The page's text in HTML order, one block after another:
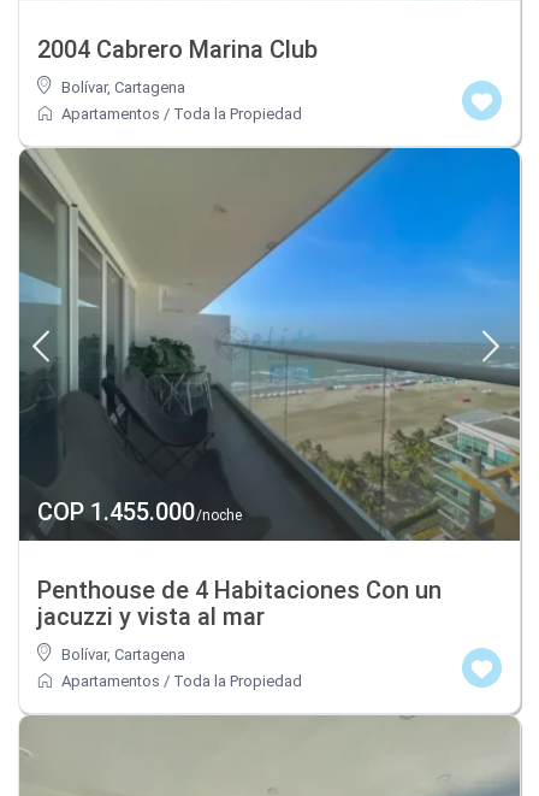
2004 Cabrero Marina Club
Bolívar,Cartagena
Apartamentos / Toda la Propiedad
COP 1.455.000/noche
Penthouse de 4 Habitaciones Con un
jacuzzi y vista al mar
Bolívar,Cartagena
Apartamentos / Toda la Propiedad